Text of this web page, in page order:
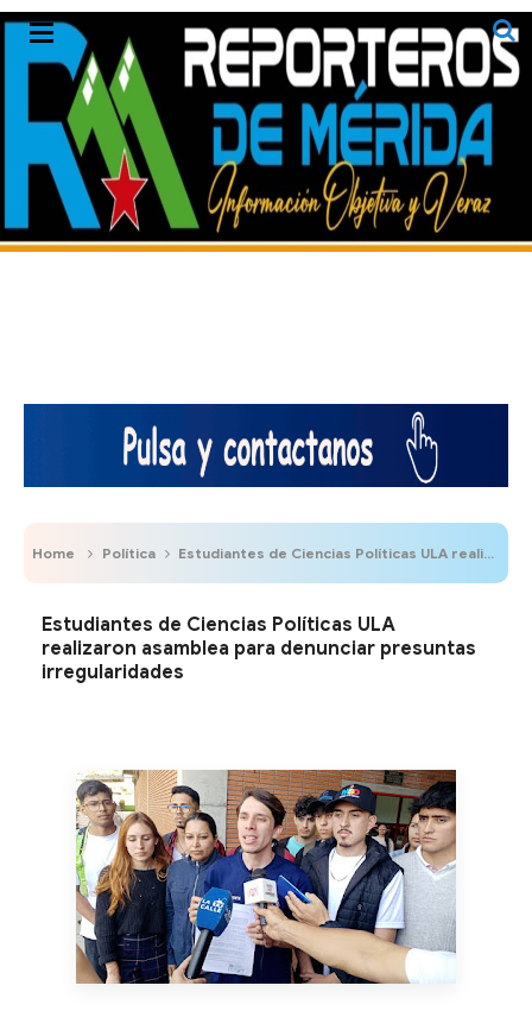
Home Política Estudiantes de Ciencias Políticas ULA realizaron asamblea para denunciar presuntas irregularidades
Estudiantes de Ciencias Políticas ULA
realizaron asamblea para denunciar presuntas
irregularidades